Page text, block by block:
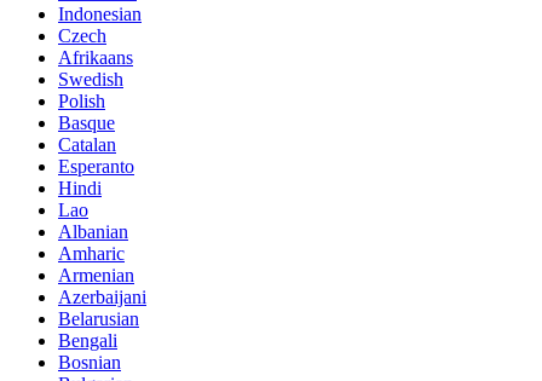
Indonesian
Czech
Afrikaans
Swedish
Polish
Basque
Catalan
Esperanto
Hindi
Lao
Albanian
Amharic
Armenian
Azerbaijani
Belarusian
Bengali
Bosnian